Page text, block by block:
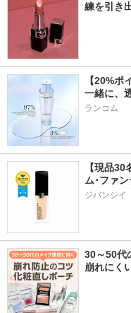
練を引き
【20%
一緒に、
ランコム
【現品
ジバンシイ
30～50代
崩れにく